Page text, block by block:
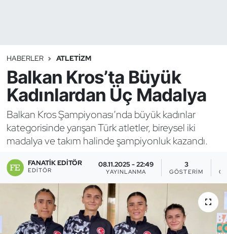
HABERLER ATLETIZM
Balkan Kros’ta Büyük
Kadınlardan Üç Madalya
Balkan Kros Şampiyonası’nda büyük kadınlar
kategorisinde yarışan Türk atletler, bireysel iki
madalya ve takım halinde şampiyonluk kazandı.
FANATIK EDITÖR
EDITÖR
08.11.2025 - 22:49
YAYINLANMA
3
GÖSTERIM
Binicilik
Bisiklet
Bocce Bowling Dart
Buz Hokeyi
Buz Pateni